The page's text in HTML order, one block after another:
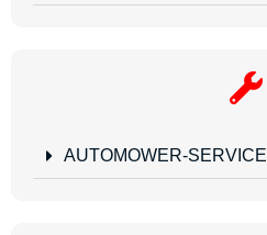
AUTOMOWER-SERVICE